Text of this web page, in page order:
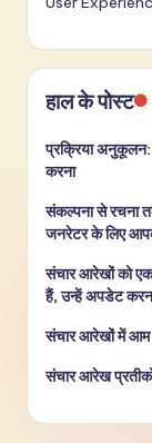
हाल के पोस्ट
प्रक्रिया अनुकूलन:
करना
संकल्पना से रचना
जनरेटर के लिए आपका
संचार आरेखों को
हैं, उन्हें अपडेट
संचार आरेखों में आम
संचार आरेख